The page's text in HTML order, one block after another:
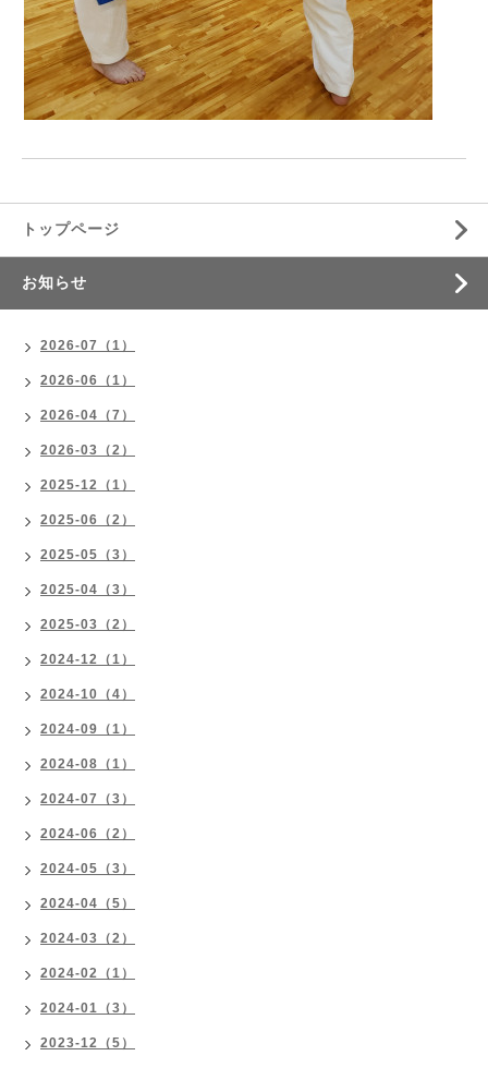
トップページ
お知らせ
2026-07（1）
2026-06（1）
2026-04（7）
2026-03（2）
2025-12（1）
2025-06（2）
2025-05（3）
2025-04（3）
2025-03（2）
2024-12（1）
2024-10（4）
2024-09（1）
2024-08（1）
2024-07（3）
2024-06（2）
2024-05（3）
2024-04（5）
2024-03（2）
2024-02（1）
2024-01（3）
2023-12（5）